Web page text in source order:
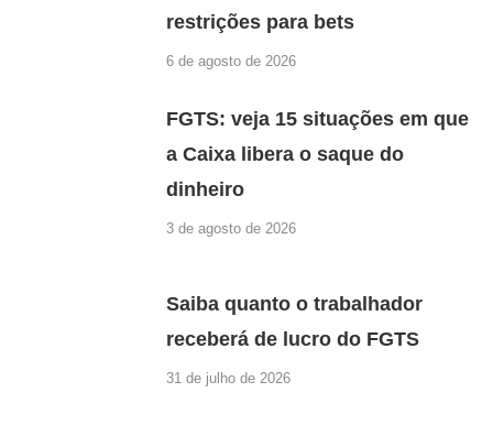
restrições para bets
6 de agosto de 2026
FGTS: veja 15 situações em que
a Caixa libera o saque do
dinheiro
3 de agosto de 2026
Saiba quanto o trabalhador
receberá de lucro do FGTS
31 de julho de 2026